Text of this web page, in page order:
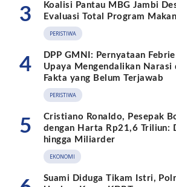
3
Koalisi Pantau MBG Jambi
Evaluasi Total Program
PERISTIWA
4
DPP GMNI: Pernyataan
Upaya Mengendalikan Narasi
Fakta yang Belum Terjawab
PERISTIWA
5
Cristiano Ronaldo, Pesepak
dengan Harta Rp21,6 Triliun:
hingga Miliarder
EKONOMI
Suami Diduga Tikam Istri,